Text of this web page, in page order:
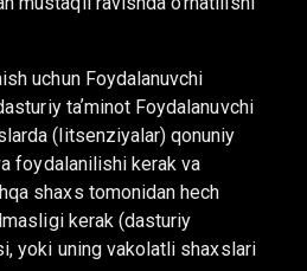
uchun Foydalanuvchi
taʼminot Foydalanuvchi
(litsenziyalar) qonuniy
foydalanilishi kerak va
shaxs tomonidan hech
kerak (dasturiy
yoki uning vakolatli shaxslari